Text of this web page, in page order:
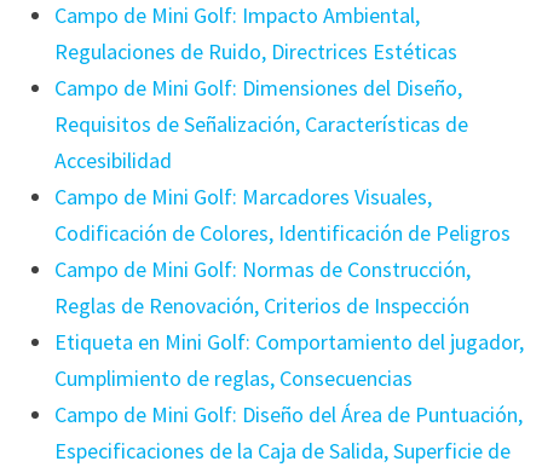
Campo de Mini Golf: Impacto Ambiental,
Regulaciones de Ruido, Directrices Estéticas
Campo de Mini Golf: Dimensiones del Diseño,
Requisitos de Señalización, Características de
Accesibilidad
Campo de Mini Golf: Marcadores Visuales,
Codificación de Colores, Identificación de Peligros
Campo de Mini Golf: Normas de Construcción,
Reglas de Renovación, Criterios de Inspección
Etiqueta en Mini Golf: Comportamiento del jugador,
Cumplimiento de reglas, Consecuencias
Campo de Mini Golf: Diseño del Área de Puntuación,
Especificaciones de la Caja de Salida, Superficie de